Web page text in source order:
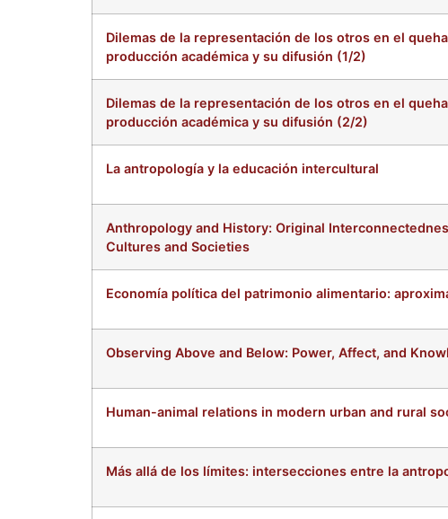
Dilemas de la representación de los otros en el
producción académica y su difusión (1/2)
Dilemas de la representación de los otros en el
producción académica y su difusión (2/2)
La antropología y la educación intercultural
Anthropology and History: Original
Cultures and Societies
Economía política del patrimonio alimentario:
Observing Above and Below: Power, Affect, and
Human-animal relations in modern urban and rural
Más allá de los límites: intersecciones entre la